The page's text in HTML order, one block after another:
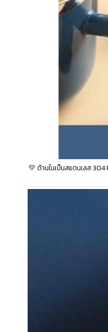
💛 ด้านในเป็นสแตนเลส